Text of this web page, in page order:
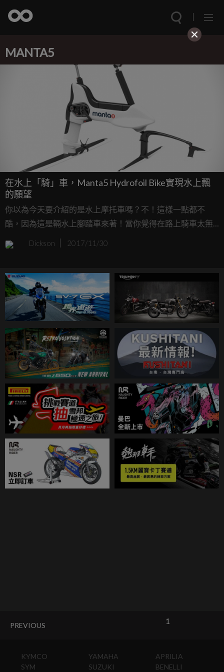
MANTA5
在水上「騎」車，Manta5 Hydrofoil Bike實現水上飄
的願望
你以為今天要介紹的是水上摩托車嗎？不！這樣一點都不
酷，因為這是輛水上腳踏車來著！當你覺得在路上騎車太無
聊的同時，那不如就來嘗試看看這輛水上腳踏車吧！它可以
輕鬆地讓你在水面上馳騁，重點是你還不用花太多力氣呢！
Dickson 2017/11/30
PREVIOUS 1
KYMCO
SYM
YAMAHA
SUZUKI
APRILIA
BENELLI